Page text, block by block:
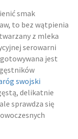
smak
to bez wątpienia
z mleka
serowarni
jest
swojski
delikatnie
sprawdza się